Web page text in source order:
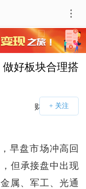
好板块合理搭
财经号APP
盘市场冲高回
但承接盘中出现
属、军工、光通